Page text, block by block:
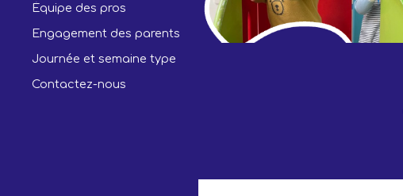
Équipe des pros
Engagement des parents
Journée et semaine type
Contactez-nous